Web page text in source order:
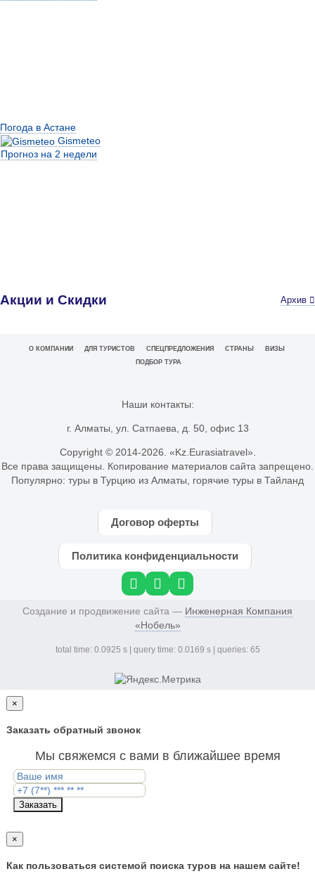
Погода в Астане
Gismeteo
Прогноз на 2 недели
Акции и Скидки Архив
О КОМПАНИИ ДЛЯ ТУРИСТОВ СПЕЦПРЕДЛОЖЕНИЯ СТРАНЫ
ВИЗЫ
ПОДБОР ТУРА
Наши контакты:
г. Алматы, ул. Сатпаева, д. 50, офис 13
Copyright © 2014-2026. «Kz.Eurasiatravel».
Все права защищены. Копирование материалов сайта запрещено.
Популярно: туры в Турцию из Алматы горячие туры в Тайланд
Договор оферты
Политика конфиденциальности
Создание и продвижение сайта — Инженерная Компания
«Нобель»
total time: 0.0925 s | query time: 0.0169 s | queries: 65
×
Заказать обратный звонок
Мы свяжемся с вами в ближайшее время
Заказать
×
Как пользоваться системой поиска туров на нашем сайте!